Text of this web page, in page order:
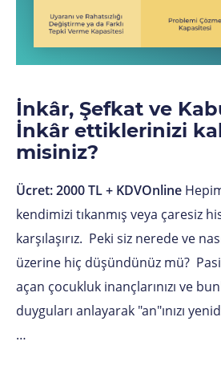
İnkâr, Şefkat ve
İnkâr ettiklerinizi
misiniz?
Ücret: 2000 TL + KDVOnline
kendimizi tıkanmış veya çaresiz
karşılaşırız. Peki siz nerede ve
üzerine hiç düşündünüz mü?
açan çocukluk inançlarınızı ve
duyguları anlayarak "an"ınızı
…